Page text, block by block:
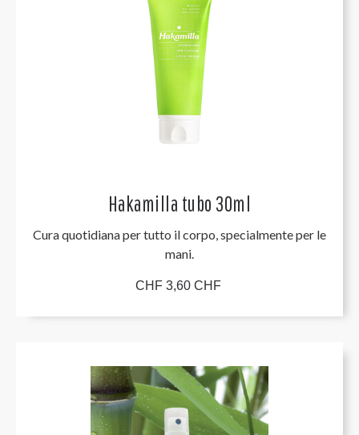
Hakamilla tubo 30ml
Cura quotidiana per tutto il corpo, specialmente per le
mani.
CHF 3,60 CHF